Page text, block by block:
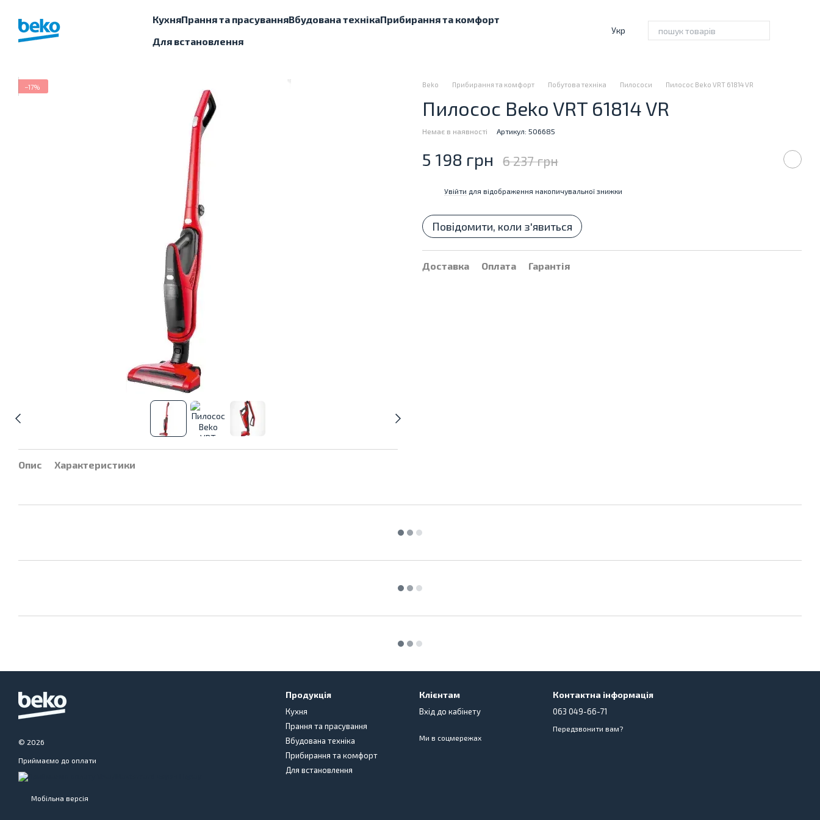
КухняПрання та прасуванняВбудована технікаПрибирання та комфорт
Для встановлення
Укр
−17%
Опис Характеристики
Beko Прибирання та комфорт Побутова техніка Пилососи Пилосос Beko VRT 61814 VR
Пилосос Beko VRT 61814 VR
Немає в наявності Артикул: 506685
5 198 грн 6 237 грн
Увійти для відображення накопичувальної знижки
Повідомити, коли з'явиться
Доставка Оплата Гарантія
© 2026
Приймаємо до оплати
Мобільна версія
Продукція
Кухня
Прання та прасування
Вбудована техніка
Прибирання та комфорт
Для встановлення
Клієнтам
Вхід до кабінету
Ми в соцмережах
Контактна інформація
063 049-66-71
Передзвонити вам?